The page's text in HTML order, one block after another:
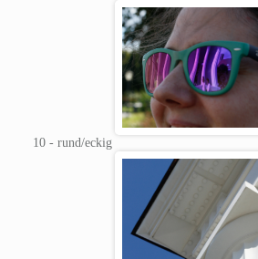
10 - rund/eckig